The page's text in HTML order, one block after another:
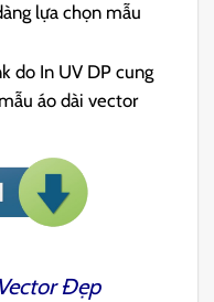
lựa chọn mẫu
do In UV DP cung
áo dài vector
Đẹp